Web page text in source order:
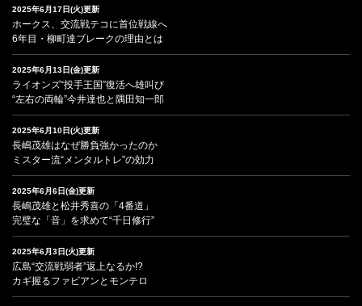
2025年6月17日(火)更新
ホークス、交流戦テコに首位戦線へ
6年目・柳町達ブレークの理由とは
2025年6月13日(金)更新
ライオンズ“投手王国”復活へ雄叫び
“左右の両輪”今井達也と隅田知一郎
2025年6月10日(火)更新
長嶋茂雄はなぜ勝負強かったのか
ミスター流“メンタルトレ”の効力
2025年6月6日(金)更新
長嶋茂雄と松井秀喜の「4番道」
完璧な「音」を求めて“千日修行”
2025年6月3日(火)更新
広島“交流戦弱者”返上なるか!?
カギ握るファビアンとモンテロ